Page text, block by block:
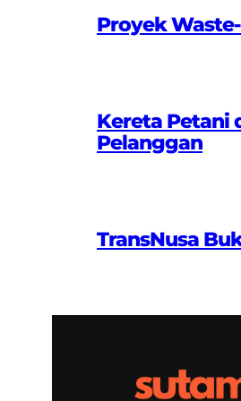
Proyek
Kereta Petani
Pelanggan
TransNusa